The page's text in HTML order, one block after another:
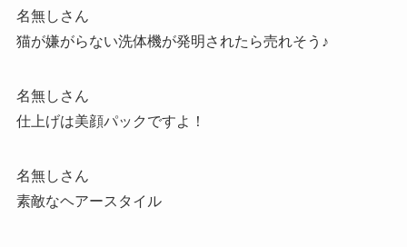
名無しさん
猫が嫌がらない洗体機が発明されたら売れそう♪
名無しさん
仕上げは美顔パックですよ！
名無しさん
素敵なヘアースタイル